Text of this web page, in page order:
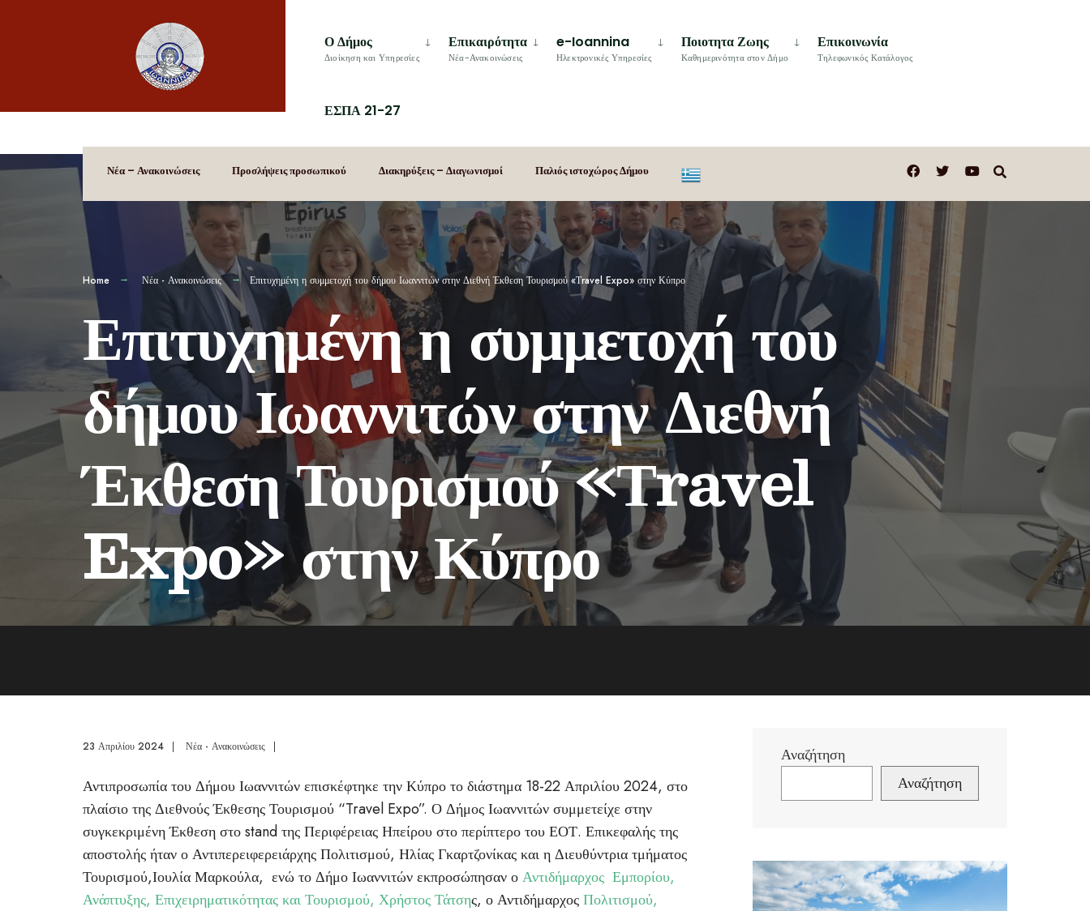
Ο Δήμος
Διοίκηση και Υπηρεσίες
Επικαιρότητα
Νέα-Ανακοινώσεις
e-Ioannina
Ηλεκτρονικές Υπηρεσίες
Ποιοτητα Ζωης
Καθημερινότητα στον Δήμο
Επικοινωνία
Τηλεφωνικός Κατάλογος
ΕΣΠΑ 21-27
Νέα – Ανακοινώσεις Προσλήψεις προσωπικού Διακηρύξεις – Διαγωνισμοί Παλιός ιστοχώρος Δήμου
Home Νέα - Ανακοινώσεις Επιτυχημένη η συμμετοχή του δήμου Ιωαννιτών στην Διεθνή Έκθεση Τουρισμού «Τravel Expo» στην Κύπρο
Επιτυχημένη η συμμετοχή του
δήμου Ιωαννιτών στην Διεθνή
Έκθεση Τουρισμού «Τravel
Expo» στην Κύπρο
23 Απριλίου 2024 | Νέα - Ανακοινώσεις |
Αντιπροσωπία του Δήμου Ιωαννιτών επισκέφτηκε την Κύπρο το διάστημα 18-22 Απριλίου 2024, στο
πλαίσιο της Διεθνούς Έκθεσης Τουρισμού “Travel Expo”. Ο Δήμος Ιωαννιτών συμμετείχε στην
συγκεκριμένη Έκθεση στο stand της Περιφέρειας Ηπείρου στο περίπτερο του ΕΟΤ. Επικεφαλής της
αποστολής ήταν ο Αντιπερειφερειάρχης Πολιτισμού, Ηλίας Γκαρτζονίκας και η Διευθύντρια τμήματος
Τουρισμού,Ιουλία Μαρκούλα, ενώ το Δήμο Ιωαννιτών εκπροσώπησαν οΑντιδήμαρχος Εμπορίου,
Ανάπτυξης, Επιχειρηματικότητας και Τουρισμού, Χρήστος Τάτσης, ο ΑντιδήμαρχοςΠολιτισμού,
Αναζήτηση
Αναζήτηση